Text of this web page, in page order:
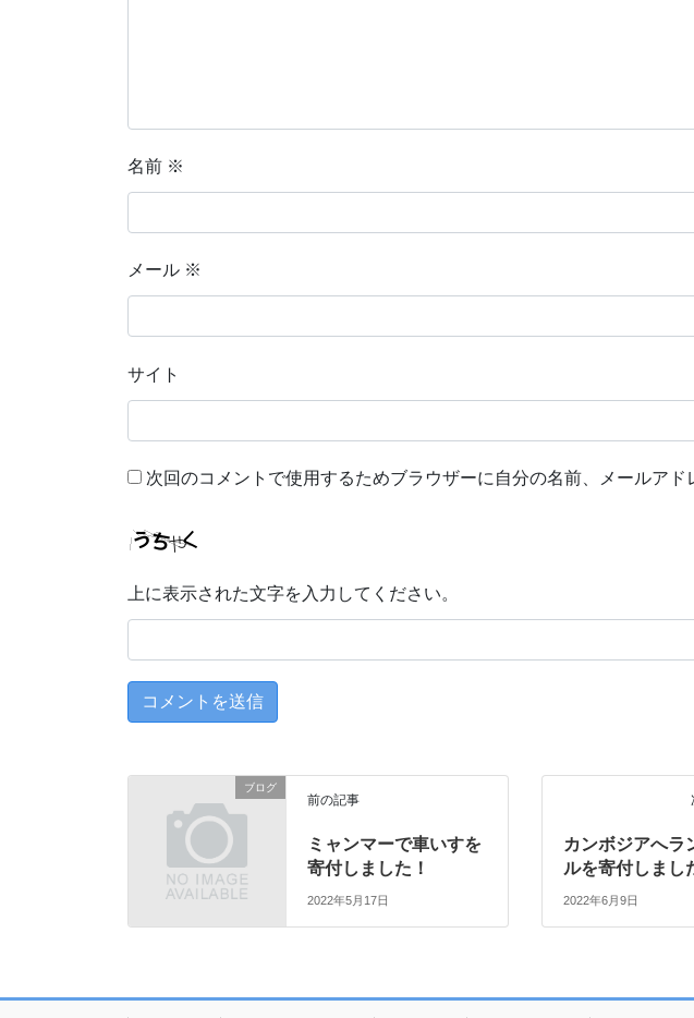
名前 ※
メール ※
サイト
次回のコメントで使用するためブラウザーに自分の名前、メールアド
上に表示された文字を入力してください。
ブログ
前の記事
ミャンマーで車いすを
寄付しました！
2022年5月17日
カンボジアへラ
ルを寄付しまし
2022年6月9日